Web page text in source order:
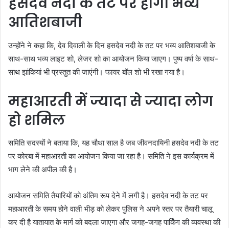
आतिशबाजी
उन्होंने ने कहा कि, देव दिवाली के दिन हसदेव नदी के तट पर भव्य आतिशबाजी के
साथ-साथ भव्य लाइट शो, लेजर शो का आयोजन किया जाएग। पुष्प वर्षा के साथ-
साथ झांकियां भी प्रस्तुत की जाएंगी। फायर बॉल शो भी रखा गया है।
महाआरती में ज्यादा से ज्यादा लोग
हो शमिल
समिति सदस्यों ने बताया कि, यह चौथा साल है जब जीवनदायिनी हसदेव नदी के तट
पर कोरबा में महाआरती का आयोजन किया जा रहा है। समिति ने इस कार्यक्रम में
भाग लेने की अपील की है।
आयोजन समिति तैयारियों को अंतिम रूप देने में लगी है। हसदेव नदी के तट पर
महाआरती के समय होने वाली भीड़ को लेकर पुलिस ने अपने स्तर पर तैयारी चालू
कर दी है यातायात के मार्ग को बदला जाएगा और जगह-जगह पार्किंग की व्यवस्था की